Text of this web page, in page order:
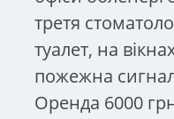
третя
туалет, на
пожежна
Оренда 6000